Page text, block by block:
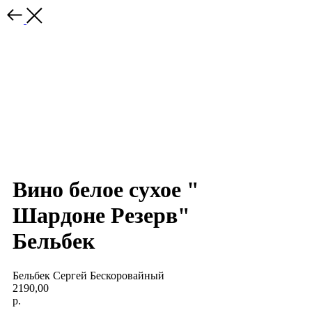
Вино белое сухое "
Шардоне Резерв"
Бельбек
Бельбек Сергей Бескоровайный
2190,00
р.